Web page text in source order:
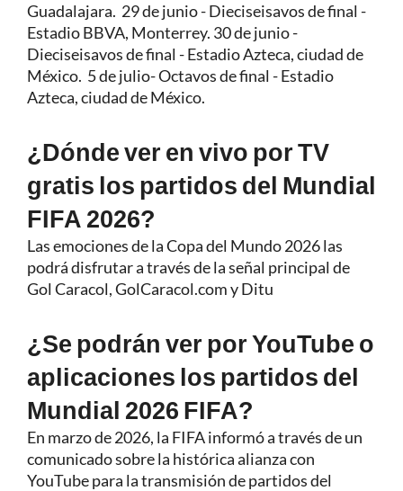
Guadalajara. 29 de junio - Dieciseisavos de final -
Estadio BBVA, Monterrey. 30 de junio -
Dieciseisavos de final - Estadio Azteca, ciudad de
México. 5 de julio- Octavos de final - Estadio
Azteca, ciudad de México.
¿Dónde ver en vivo por TV
gratis los partidos del Mundial
FIFA 2026?
Las emociones de la Copa del Mundo 2026 las
podrá disfrutar a través de la señal principal de
Gol Caracol, GolCaracol.com y Ditu
¿Se podrán ver por YouTube o
aplicaciones los partidos del
Mundial 2026 FIFA?
En marzo de 2026, la FIFA informó a través de un
comunicado sobre la histórica alianza con
YouTube para la transmisión de partidos del